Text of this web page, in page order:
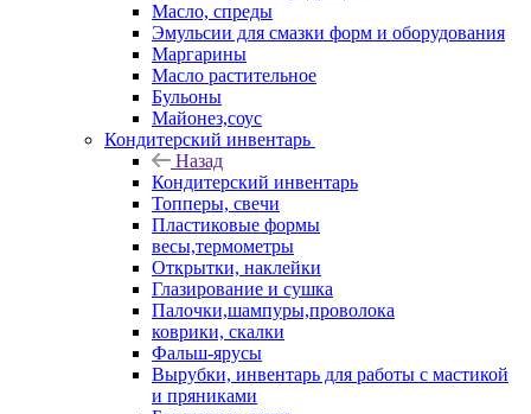
Масло, спреды
Эмульсии для смазки форм и оборудования
Маргарины
Масло растительное
Бульоны
Майонез,соус
Кондитерский инвентарь
Назад
Кондитерский инвентарь
Топперы, свечи
Пластиковые формы
весы,термометры
Открытки, наклейки
Глазирование и сушка
Палочки,шампуры,проволока
коврики, скалки
Фальш-ярусы
Вырубки, инвентарь для работы с мастикой
и пряниками